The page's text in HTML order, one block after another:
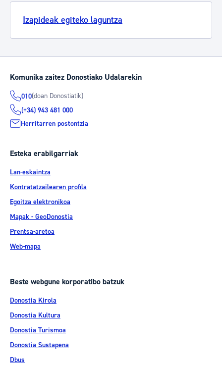
Izapideak egiteko laguntza
Komunika zaitez Donostiako Udalarekin
010(doan Donostiatik)
(+34) 943 481 000
Herritarren postontzia
Esteka erabilgarriak
Lan-eskaintza
Kontratatzailearen profila
Egoitza elektronikoa
Mapak - GeoDonostia
Prentsa-aretoa
Web-mapa
Beste webgune korporatibo batzuk
Donostia Kirola
Donostia Kultura
Donostia Turismoa
Donostia Sustapena
Dbus